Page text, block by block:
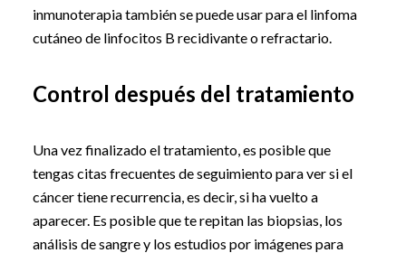
inmunoterapia también se puede usar para el linfoma
cutáneo de linfocitos B recidivante o refractario.
Control después del tratamiento
Una vez finalizado el tratamiento, es posible que
tengas citas frecuentes de seguimiento para ver si el
cáncer tiene recurrencia, es decir, si ha vuelto a
aparecer. Es posible que te repitan las biopsias, los
análisis de sangre y los estudios por imágenes para